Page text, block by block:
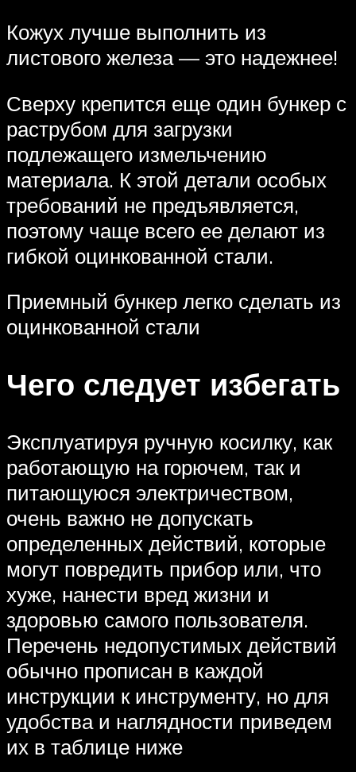
Кожух лучше выполнить из
листового железа — это надежнее!
Сверху крепится еще один бункер с
раструбом для загрузки
подлежащего измельчению
материала. К этой детали особых
требований не предъявляется,
поэтому чаще всего ее делают из
гибкой оцинкованной стали.
Приемный бункер легко сделать из
оцинкованной стали
Чего следует избегать
Эксплуатируя ручную косилку, как
работающую на горючем, так и
питающуюся электричеством,
очень важно не допускать
определенных действий, которые
могут повредить прибор или, что
хуже, нанести вред жизни и
здоровью самого пользователя.
Перечень недопустимых действий
обычно прописан в каждой
инструкции к инструменту, но для
удобства и наглядности приведем
их в таблице ниже